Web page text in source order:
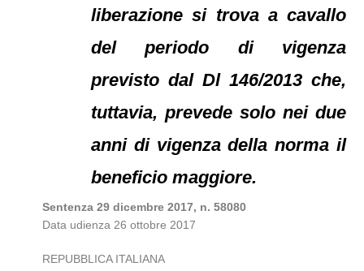
liberazione si trova a cavallo
del periodo di vigenza
previsto dal Dl 146/2013 che,
tuttavia, prevede solo nei due
anni di vigenza della norma il
beneficio maggiore.
Sentenza 29 dicembre 2017, n. 58080
Data udienza 26 ottobre 2017
REPUBBLICA ITALIANA